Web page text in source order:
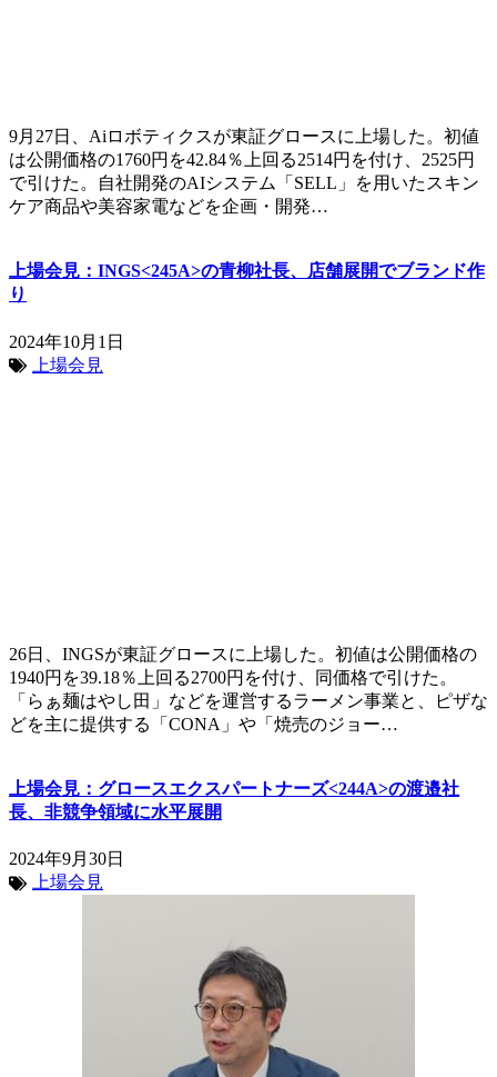
9月27日、Aiロボティクスが東証グロースに上場した。初値
は公開価格の1760円を42.84％上回る2514円を付け、2525円
で引けた。自社開発のAIシステム「SELL」を用いたスキン
ケア商品や美容家電などを企画・開発…
上場会見：INGS<245A>の青柳社長、店舗展開でブランド作
り
2024年10月1日
上場会見
26日、INGSが東証グロースに上場した。初値は公開価格の
1940円を39.18％上回る2700円を付け、同価格で引けた。
「らぁ麺はやし田」などを運営するラーメン事業と、ピザな
どを主に提供する「CONA」や「焼売のジョー…
上場会見：グロースエクスパートナーズ<244A>の渡邉社
長、非競争領域に水平展開
2024年9月30日
上場会見